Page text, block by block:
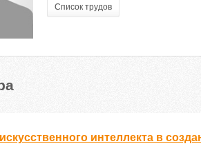
Список трудов
интеллекта в